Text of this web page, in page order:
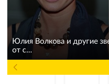
Юлия Волкова и другие
от с...